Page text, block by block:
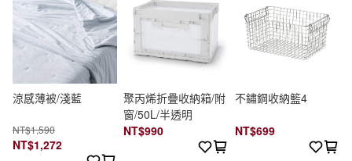
涼感薄被/淺藍
NT$1,590
NT$1,272
聚丙烯折疊收納箱/附
窗/50L/半透明
NT$990
不鏽鋼收納籃4
NT$699